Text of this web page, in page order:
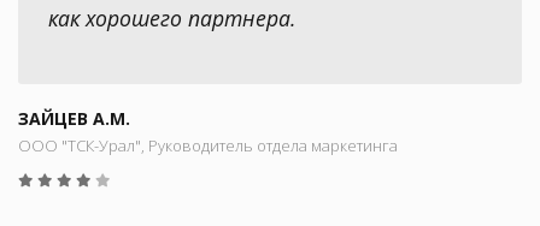
как хорошего партнера.
ЗАЙЦЕВ А.М.
ООО "ТСК-Урал", Руководитель отдела маркетинга